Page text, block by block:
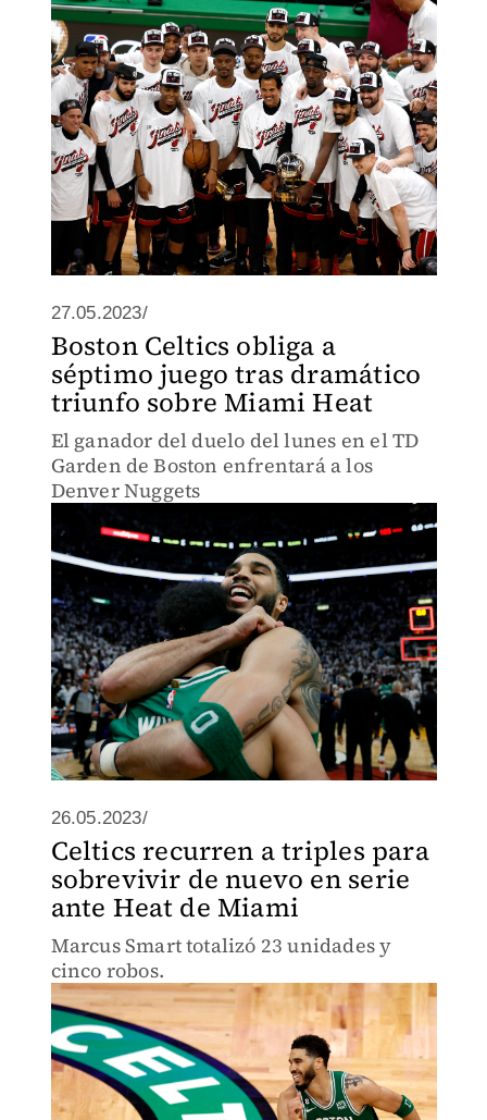
27.05.2023/
Boston Celtics obliga a
séptimo juego tras dramático
triunfo sobre Miami Heat
El ganador del duelo del lunes en el TD
Garden de Boston enfrentará a los
Denver Nuggets
26.05.2023/
Celtics recurren a triples para
sobrevivir de nuevo en serie
ante Heat de Miami
Marcus Smart totalizó 23 unidades y
cinco robos.